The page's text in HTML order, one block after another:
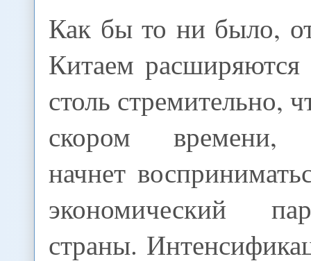
Как бы то ни было,
Китаем расширяются
столь стремительно,
скором времени,
начнет
экономический
страны.